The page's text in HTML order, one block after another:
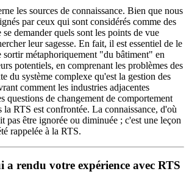
les sources de connaissance. Bien que nous
par ceux qui sont considérés comme des
demander quels sont les points de vue
leur sagesse. En fait, il est essentiel de le
sortir métaphoriquement "du bâtiment" en
potentiels, en comprenant les problèmes des
du système complexe qu'est la gestion des
comment les industries adjacentes
questions de changement de comportement
la RTS est confrontée. La connaissance, d'où
pas être ignorée ou diminuée ; c'est une leçon
rappelée à la RTS.
a rendu votre expérience avec RTS